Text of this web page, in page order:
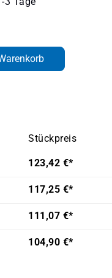
Stückpreis
123,42 €*
117,25 €*
111,07 €*
104,90 €*